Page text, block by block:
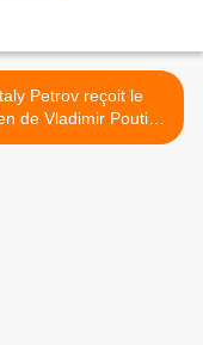
Petrov reçoit le
de Vladimir Poutine
>